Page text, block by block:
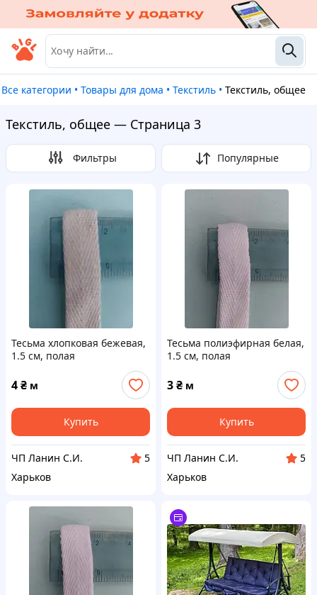
Все категории • Товары для дома • Текстиль • Текстиль, общее
Текстиль, общее — Страница 3
Фильтры Популярные
Тесьма хлопковая бежевая,
1.5 см, полая
4₴ м
Купить
ЧП Ланин С.И.
5
Харьков
Тесьма полиэфирная белая,
1.5 см, полая
3₴ м
Купить
ЧП Ланин С.И.
5
Харьков